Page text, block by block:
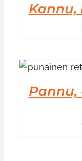
Kannu,
Pannu,